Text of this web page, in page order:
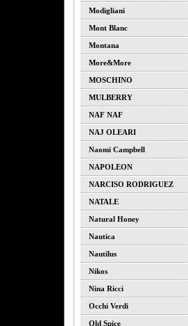
Modigliani
Mont Blanc
Montana
More&more
MOSCHINO
MULBERRY
NAF NAF
NAJ OLEARI
Naomi Campbell
NAPOLEON
NARCISO RODRIGUEZ
NATALE
Natural Honey
Nautica
Nautilus
Nikos
Nina Ricci
Occhi Verdi
Old Spice